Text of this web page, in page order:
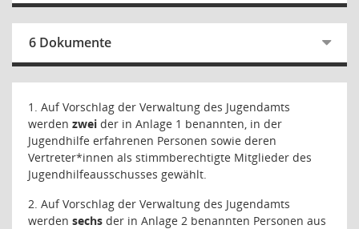
6 Dokumente
1. Auf Vorschlag der Verwaltung des Jugendamts
werden zwei der in Anlage 1 benannten, in der
Jugendhilfe erfahrenen Personen sowie deren
Vertreter*innen als stimmberechtigte Mitglieder des
Jugendhilfeausschusses gewählt.
2. Auf Vorschlag der Verwaltung des Jugendamts
werden sechs der in Anlage 2 benannten Personen aus